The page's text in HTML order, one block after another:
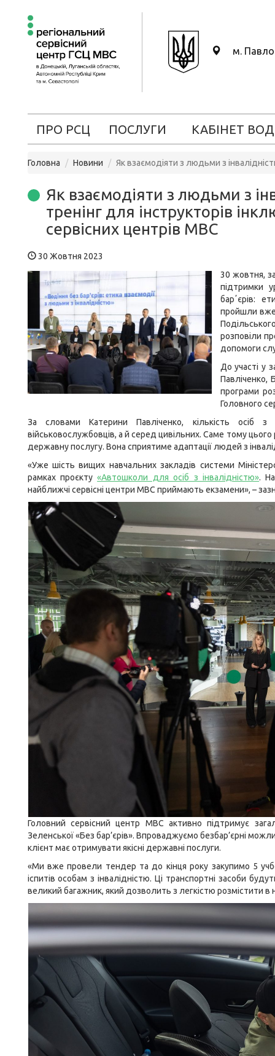
м.
ПРО РСЦ ПОСЛУГИ КАБІНЕТ
Головна Новини Як взаємодіяти з людьми з
Як взаємодіяти з людьми з
тренінг для інструкторів
сервісних центрів МВС
30 Жовтня 2023
30 жовтня, за
підтримки
барʼєрів:
пройшли вже
розповіли
допомоги
До участі у
Павліченко,
програми
Головного
За словами Катерини Павліченко, кількість осіб
військовослужбовців, а й серед цивільних. Саме тому
державну послугу. Вона сприятиме адаптації людей з
«Уже шість вищих навчальних закладів системи
рамках проєкту«Автошколи для осіб з інвалідністю».
найближчі сервісні центри МВС приймають екзамени», –
Головний сервісний центр МВС активно підтримує
Зеленської «Без бар’єрів». Впроваджуємо безбар’єрні
клієнт має отримувати якісні державні послуги.
«Ми вже провели тендер та до кінця року закупимо 5
іспитів особам з інвалідністю. Ці транспортні засоби
великий багажник, який дозволить з легкістю розмістити